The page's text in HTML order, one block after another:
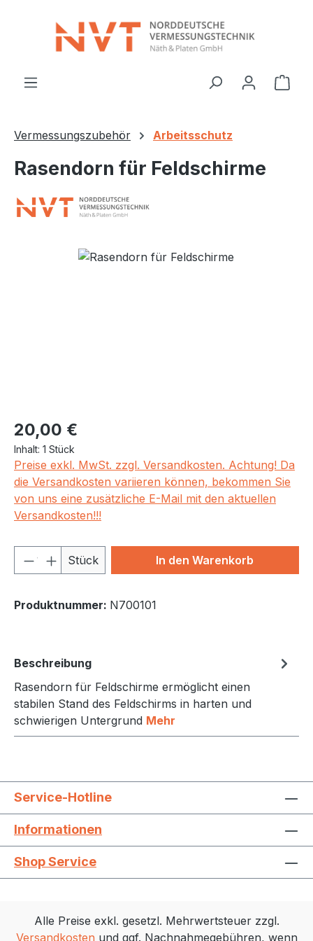
Vermessungszubehör Arbeitsschutz
Rasendorn für Feldschirme
Bildergalerie überspringen
Regulärer Preis:
20,00 €
Inhalt: 1 Stück
Preise exkl. MwSt. zzgl. Versandkosten. Achtung! Da
die Versandkosten variieren können, bekommen Sie
von uns eine zusätzliche E-Mail mit den aktuellen
Versandkosten!!!
Produkt Anzahl: Gib den
Stück In den Warenkorb
Produktnummer: N700101
Beschreibung
Rasendorn für Feldschirme ermöglicht einen
stabilen Stand des Feldschirms in harten und
schwierigen Untergrund Mehr
Service-Hotline
Informationen
Shop Service
Alle Preise exkl. gesetzl. Mehrwertsteuer zzgl.
Versandkosten und ggf. Nachnahmegebühren, wenn